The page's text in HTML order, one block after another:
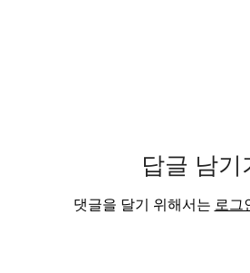
답글 남기
댓글을 달기 위해서는 로그